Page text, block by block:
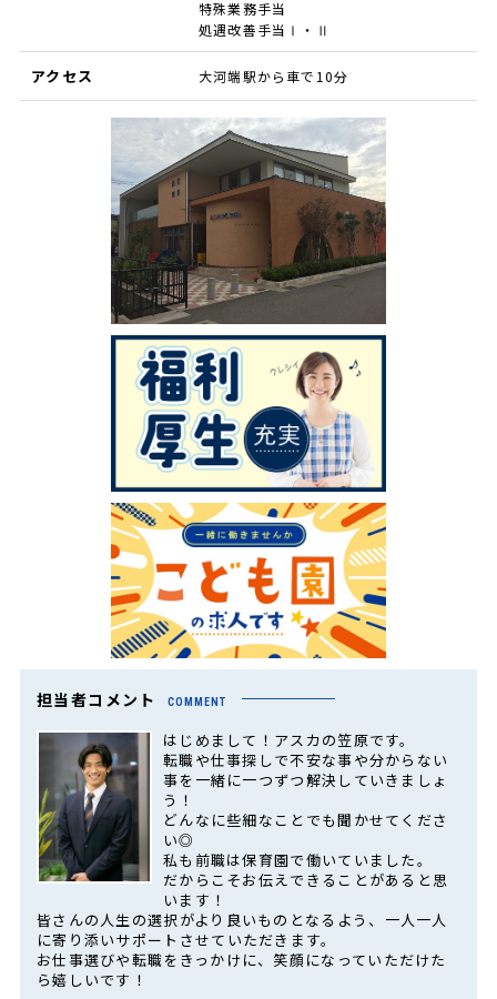
特殊業務手当
処遇改善手当Ⅰ・Ⅱ
アクセス 大河端駅から車で10分
担当者コメント COMMENT
はじめまして！アスカの笠原です。
転職や仕事探しで不安な事や分からない
事を一緒に一つずつ解決していきましょ
う！
どんなに些細なことでも聞かせてくださ
い◎
私も前職は保育園で働いていました。
だからこそお伝えできることがあると思
います！
皆さんの人生の選択がより良いものとなるよう、一人一人
に寄り添いサポートさせていただきます。
お仕事選びや転職をきっかけに、笑顔になっていただけた
ら嬉しいです！